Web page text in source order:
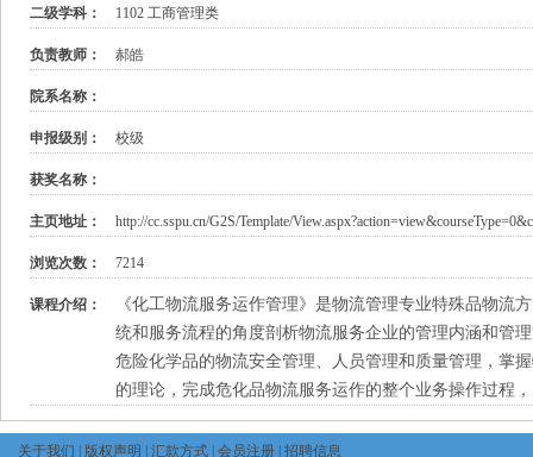
二级学科： 1102 工商管理类
负责教师： 郝皓
院系名称：
申报级别： 校级
获奖名称：
主页地址： http://cc.sspu.cn/G2S/Template/
浏览次数： 7214
课程介绍：
《化工物流服务运作管理》是物流管理专业特殊品物流
统和服务流程的角度剖析物流服务企业的管理内涵和管
危险化学品的物流安全管理、人员管理和质量管理，掌
的理论，完成危化品物流服务运作的整个业务操作过程
关于我们 版权声明 汇款方式 会员注册 招聘信息